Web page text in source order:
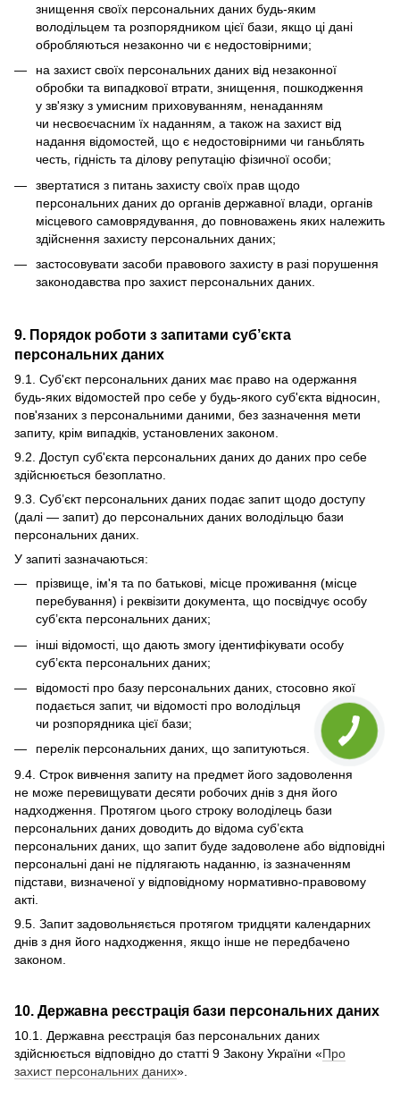
знищення своїх персональних даних будь-яким
володільцем та розпорядником цієї бази, якщо ці дані
обробляються незаконно чи є недостовірними;
на захист своїх персональних даних від незаконної
обробки та випадкової втрати, знищення, пошкодження
у зв'язку з умисним приховуванням, ненаданням
чи несвоєчасним їх наданням, а також на захист від
надання відомостей, що є недостовірними чи ганьблять
честь, гідність та ділову репутацію фізичної особи;
звертатися з питань захисту своїх прав щодо
персональних даних до органів державної влади, органів
місцевого самоврядування, до повноважень яких належить
здійснення захисту персональних даних;
застосовувати засоби правового захисту в разі порушення
законодавства про захист персональних даних.
9. Порядок роботи з запитами суб’єкта
персональних даних
9.1. Суб'єкт персональних даних має право на одержання
будь-яких відомостей про себе у будь-якого суб'єкта відносин,
пов'язаних з персональними даними, без зазначення мети
запиту, крім випадків, установлених законом.
9.2. Доступ суб'єкта персональних даних до даних про себе
здійснюється безоплатно.
9.3. Суб’єкт персональних даних подає запит щодо доступу
(далі — запит) до персональних даних володільцю бази
персональних даних.
У запиті зазначаються:
прізвище, ім'я та по батькові, місце проживання (місце
перебування) і реквізити документа, що посвідчує особу
суб’єкта персональних даних;
інші відомості, що дають змогу ідентифікувати особу
суб’єкта персональних даних;
відомості про базу персональних даних, стосовно якої
подається запит, чи відомості про володільця
чи розпорядника цієї бази;
перелік персональних даних, що запитуються.
9.4. Строк вивчення запиту на предмет його задоволення
не може перевищувати десяти робочих днів з дня його
надходження. Протягом цього строку володілець бази
персональних даних доводить до відома суб’єкта
персональних даних, що запит буде задоволене або відповідні
персональні дані не підлягають наданню, із зазначенням
підстави, визначеної у відповідному нормативно-правовому
акті.
9.5. Запит задовольняється протягом тридцяти календарних
днів з дня його надходження, якщо інше не передбачено
законом.
10. Державна реєстрація бази персональних даних
10.1. Державна реєстрація баз персональних даних
здійснюється відповідно до статті 9 Закону України «Про
захист персональних даних».